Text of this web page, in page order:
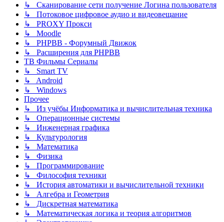
↳ Сканирование сети получение Логина пользователя
↳ Потоковое цифровое аудио и видеовещание
↳ PROXY Прокси
↳ Moodle
↳ PHPBB - Форумный Движок
↳ Расширения для PHPBB
ТВ Фильмы Сериалы
↳ Smart TV
↳ Android
↳ Windows
Прочее
↳ Из учёбы Информатика и вычислительная техника
↳ Операционные системы
↳ Инженерная графика
↳ Культурология
↳ Математика
↳ Физика
↳ Программирование
↳ Философия техники
↳ История автоматики и вычислительной техники
↳ Алгебра и Геометрия
↳ Дискретная математика
↳ Математическая логика и теория алгоритмов